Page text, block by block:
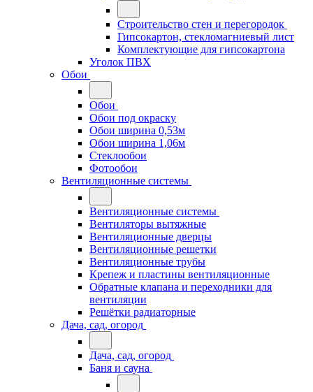
Строительство стен и перегородок
Гипсокартон, стекломагниевый лист
Комплектующие для гипсокартона
Уголок ПВХ
Обои
Обои
Обои под окраску
Обои ширина 0,53м
Обои ширина 1,06м
Стеклообои
Фотообои
Вентиляционные системы
Вентиляционные системы
Вентиляторы вытяжные
Вентиляционные дверцы
Вентиляционные решетки
Вентиляционные трубы
Крепеж и пластины вентиляционные
Обратные клапана и переходники для
вентиляции
Решётки радиаторные
Дача, сад, огород
Дача, сад, огород
Баня и сауна